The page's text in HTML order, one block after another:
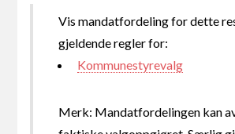
Vis mandatfordeling for dette
gjeldende regler for:
Kommunestyrevalg
Merk: Mandatfordelingen kan